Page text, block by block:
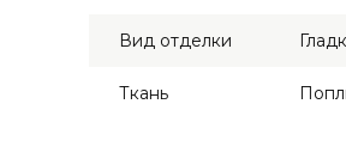
Вид отделки
Ткань